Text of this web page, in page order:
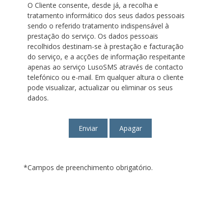
O Cliente consente, desde já, a recolha e
tratamento informático dos seus dados pessoais
sendo o referido tratamento indispensável à
prestação do serviço. Os dados pessoais
recolhidos destinam-se à prestação e facturação
do serviço, e a acções de informação respeitante
apenas ao serviço LusoSMS através de contacto
telefónico ou e-mail. Em qualquer altura o cliente
pode visualizar, actualizar ou eliminar os seus
dados.
*Campos de preenchimento obrigatório.